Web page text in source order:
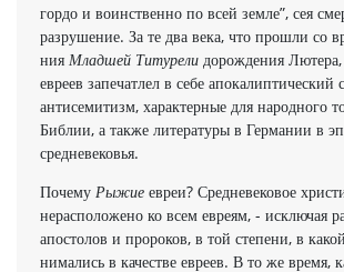
гордо и воинственно по всей земле”, сея
разрушение. За те два века, что прошли со
ния Младшей Титурели дорождения
евреев запечатлел в себе апокалиптический
антисемитизм, характерные для народного
Библии, а также литературы в Гер­мании в
средневековья.
Почему Рыжие евреи? Средневековое
нерасположено ко всем евреям, - исключая
апостолов и пророков, в той степени, в
нимались в качестве евреев. В то же время,